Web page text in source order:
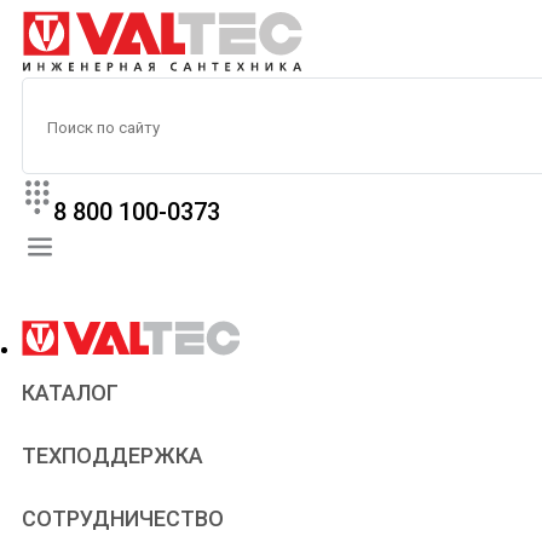
8 800 100-0373
КАТАЛОГ
ТЕХПОДДЕРЖКА
Паспорта и сертификаты
Статьи
СОТРУДНИЧЕСТВО
Сантехникам